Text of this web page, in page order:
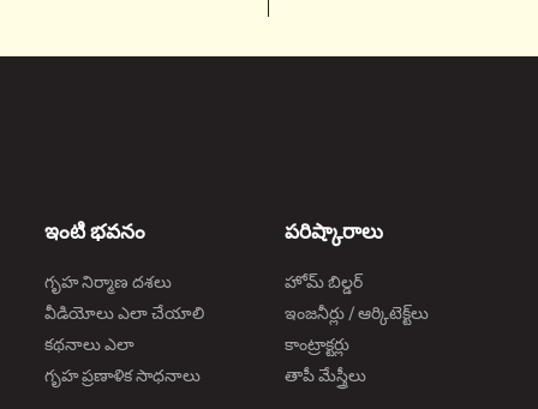
ఇంటి భవనం
గృహ నిర్మాణ దశలు
వీడియోలు ఎలా చేయాలి
కథనాలు ఎలా
గృహ ప్రణాళిక సాధనాలు
పరిష్కారాలు
హోమ్ బిల్డర్
ఇంజనీర్లు / ఆర్కిటెక్ట్‌లు
కాంట్రాక్టర్లు
తాపీ మేస్త్రీలు